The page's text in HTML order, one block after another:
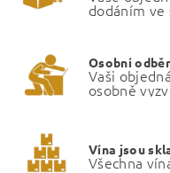
dodáním ve
Osobní
Vaši
osobně
Vína jsou
Všechna